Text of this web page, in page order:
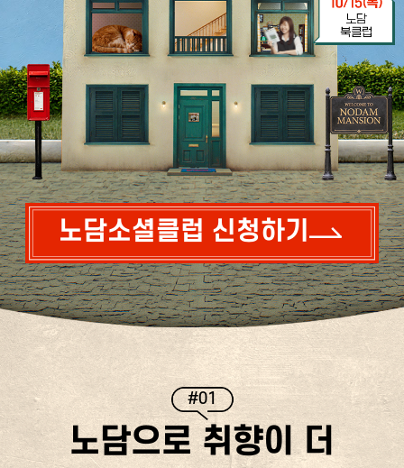
노담소셜클럽 신청하기
#01
노담으로 취향이 더